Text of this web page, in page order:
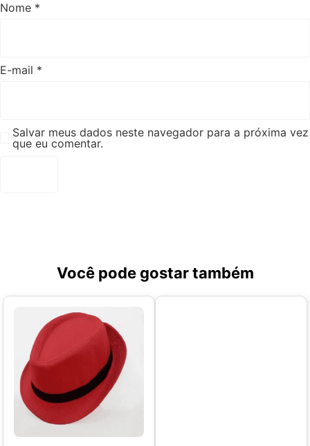
Nome *
E-mail *
Salvar meus dados neste navegador para a próxima vez
que eu comentar.
Você pode gostar também